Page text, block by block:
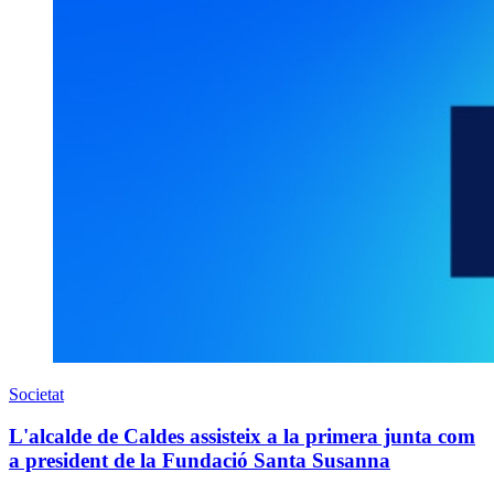
Societat
L'alcalde de Caldes assisteix a la primera junta com
a president de la Fundació Santa Susanna